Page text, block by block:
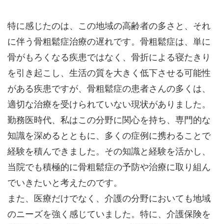
特に感じたのは、この地域の高齢者の多さと、それ
に伴う骨粗鬆症治療の遅れです。骨粗鬆症は、単に
骨がもろくなる疾患ではなく、骨折による寝たきり
を引き起こし、生活の質を大きく低下させる可能性
がある疾患ですが、骨粗鬆症の患者さんの多くは、
適切な治療を受けられていない現状がありました。
勤務医時代、私はこの分野に関心を持ち、専門的な
知識を深めるとともに、多くの症例に携わることで
経験を積んできました。その知識と経験を活かし、
当院でも積極的に骨粗鬆症の予防や治療に取り組ん
でいきたいと考えたのです。
また、医療だけでなく、介護の分野においても地域
のニーズを強く感じていました。特に、介護保険を